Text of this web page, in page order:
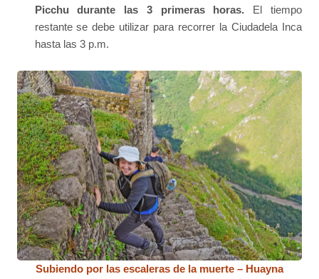
Picchu durante las 3 primeras horas. El tiempo
restante se debe utilizar para recorrer la Ciudadela Inca
hasta las 3 p.m.
Subiendo por las escaleras de la muerte – Huayna